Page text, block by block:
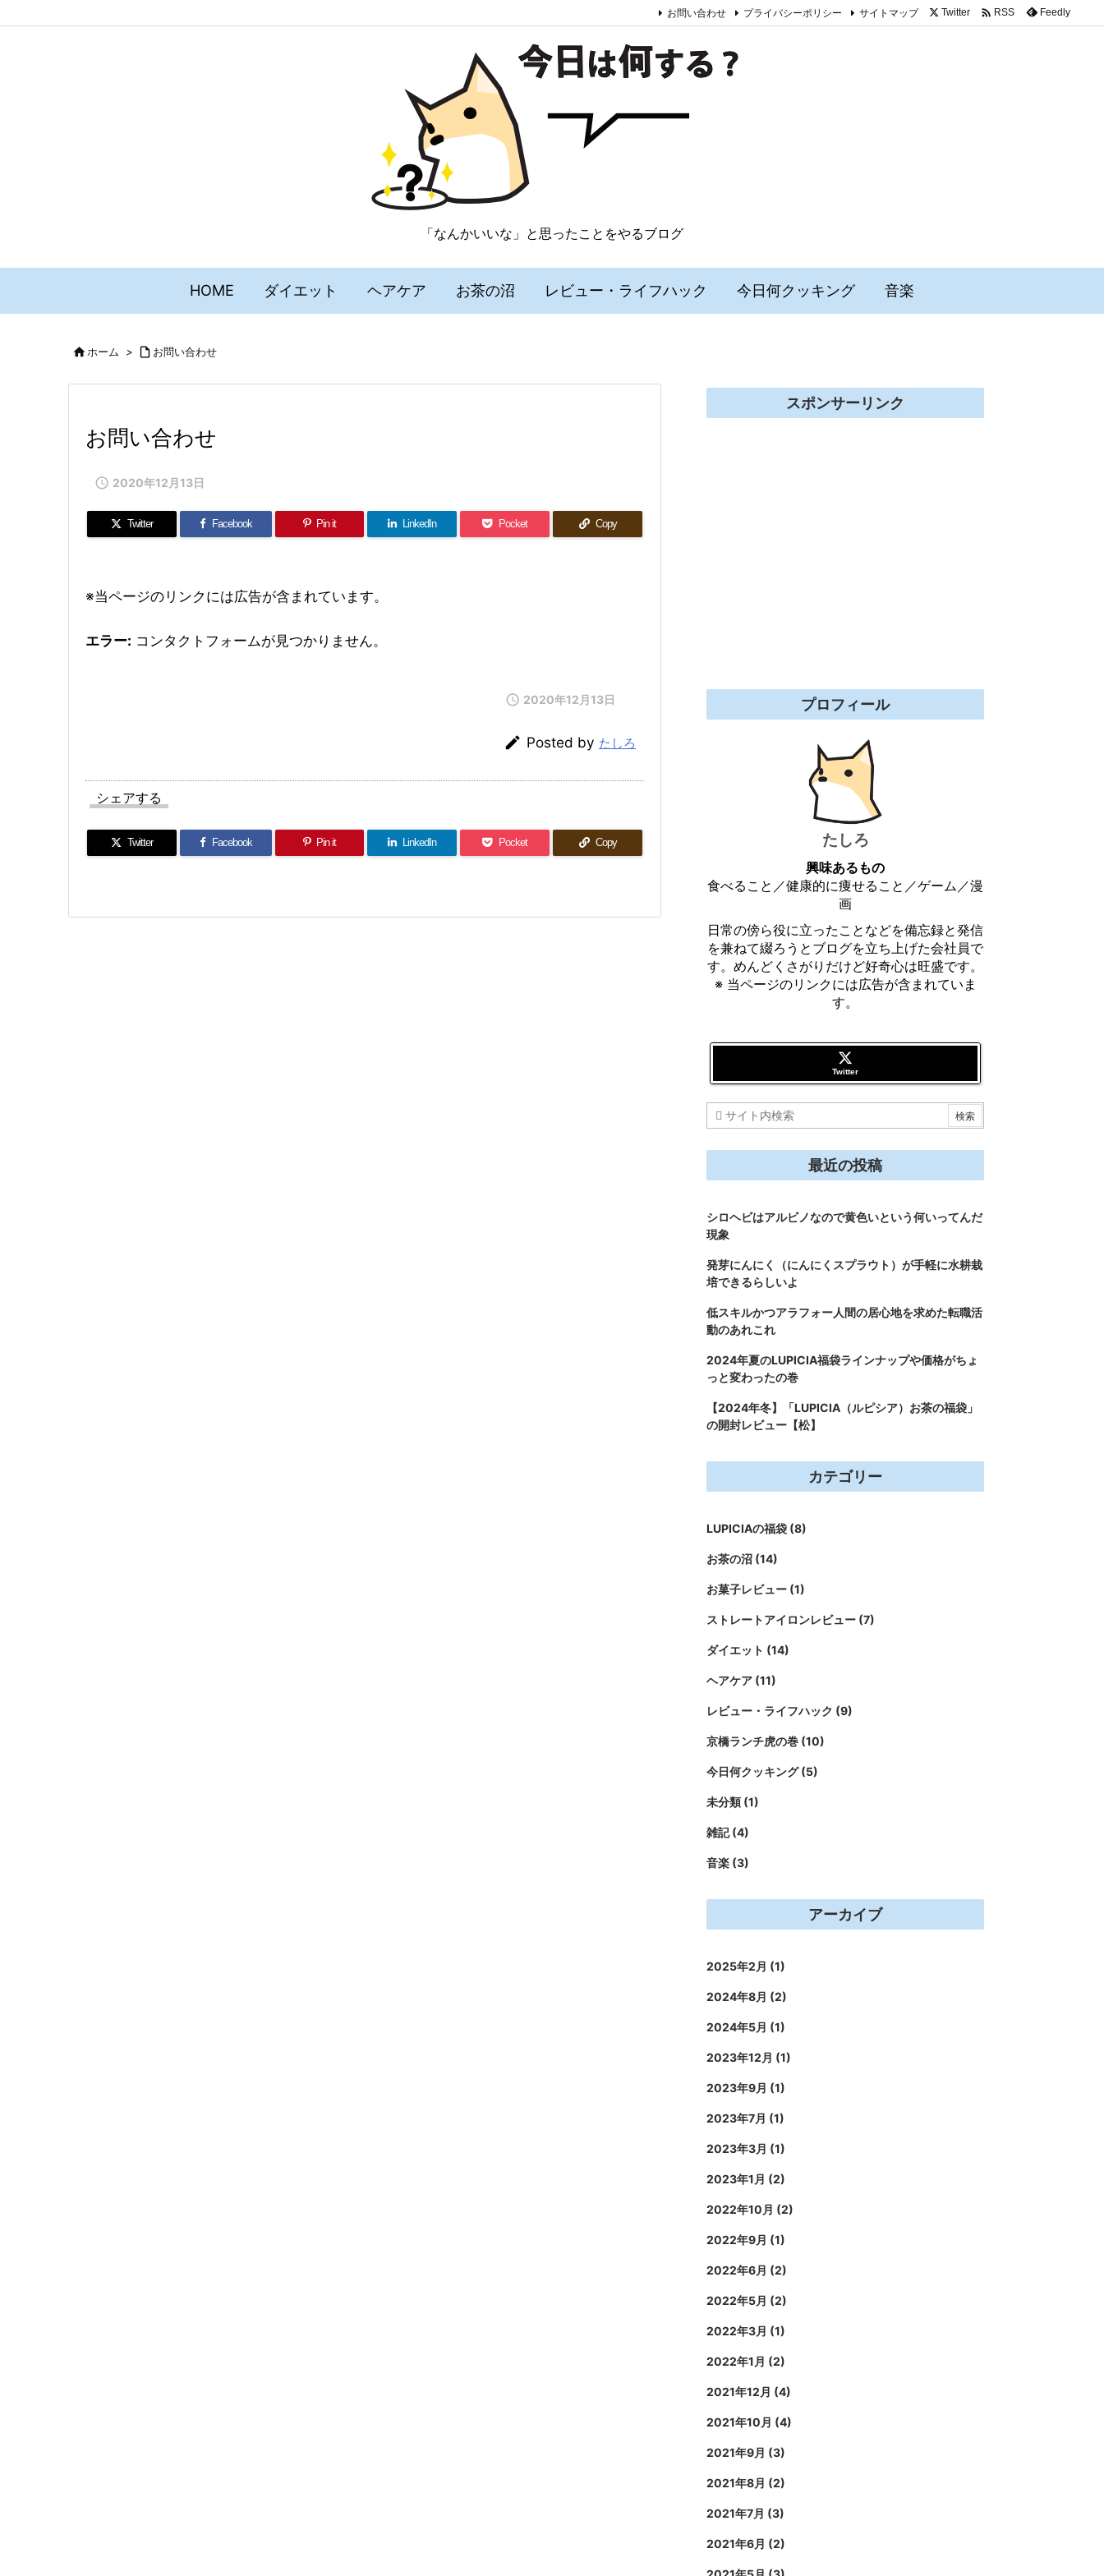
「なんかいいな」と思ったことをやるブログ
HOME ダイエット ヘアケア お茶の沼 レビュー・ライフハック 今日何クッキング 音楽
お問い合わせ プライバシーポリシー サイトマップ Twitter  RSS Feedly
ホーム >  お問い合わせ
お問い合わせ
 2020年12月13日
Twitter Facebook Pin it LinkedIn Pocket Copy
※当ページのリンクには広告が含まれています。
エラー: コンタクトフォームが見つかりません。
 2020年12月13日
 Posted by たしろ
シェアする
Twitter Facebook Pin it LinkedIn Pocket Copy
スポンサーリンク
プロフィール
たしろ
興味あるもの
食べること／健康的に痩せること／ゲーム／漫
画
日常の傍ら役に立ったことなどを備忘録と発信
を兼ねて綴ろうとブログを立ち上げた会社員で
す。めんどくさがりだけど好奇心は旺盛です。
※ 当ページのリンクには広告が含まれていま
す。
Twitter
最近の投稿
シロヘビはアルビノなので黄色いという何いってんだ
現象
発芽にんにく（にんにくスプラウト）が手軽に水耕栽
培できるらしいよ
低スキルかつアラフォー人間の居心地を求めた転職活
動のあれこれ
2024年夏のLUPICIA福袋ラインナップや価格がちょ
っと変わったの巻
【2024年冬】「LUPICIA（ルピシア）お茶の福袋」
の開封レビュー【松】
カテゴリー
LUPICIAの福袋 (8)
お茶の沼 (14)
お菓子レビュー (1)
ストレートアイロンレビュー (7)
ダイエット (14)
ヘアケア (11)
レビュー・ライフハック (9)
京橋ランチ虎の巻 (10)
今日何クッキング(5)
未分類 (1)
雑記(4)
音楽 (3)
アーカイブ
2025年2月 (1)
2024年8月 (2)
2024年5月 (1)
2023年12月 (1)
2023年9月 (1)
2023年7月 (1)
2023年3月 (1)
2023年1月 (2)
2022年10月 (2)
2022年9月 (1)
2022年6月 (2)
2022年5月 (2)
2022年3月 (1)
2022年1月 (2)
2021年12月 (4)
2021年10月 (4)
2021年9月 (3)
2021年8月 (2)
2021年7月 (3)
2021年6月 (2)